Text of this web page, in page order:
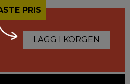
PRIS
LÄGG I KORGEN